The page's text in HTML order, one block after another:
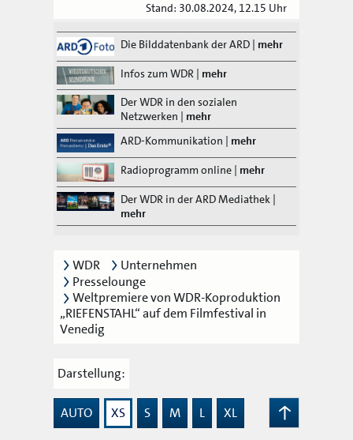
Stand: 30.08.2024, 12.15 Uhr
Die Bilddatenbank der ARD | mehr
Infos zum WDR | mehr
Der WDR in den sozialen
Netzwerken | mehr
ARD-Kommunikation | mehr
Radioprogramm online | mehr
Der WDR in der ARD Mediathek |
mehr
WDR
Unternehmen
Presselounge
Weltpremiere von WDR-Koproduktion
„RIEFENSTAHL“ auf dem Filmfestival in
Venedig
Darstellung:
AUTO XS S M L
XL
Zum